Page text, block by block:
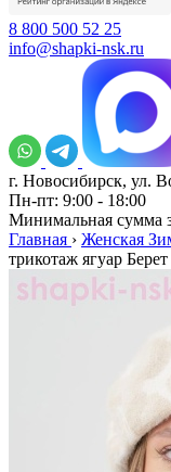
8 800 500 52 25
info@shapki-nsk.ru
г. Новосибирск, ул.
Пн-пт: 9:00 - 18:00
Минимальная сумма
Главная › Женская
трикотаж ягуар